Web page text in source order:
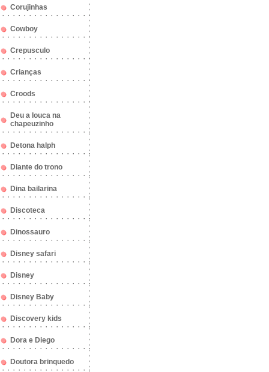
Corujinhas
Cowboy
Crepusculo
Crianças
Croods
Deu a louca na
chapeuzinho
Detona halph
Diante do trono
Dina bailarina
Discoteca
Dinossauro
Disney safari
Disney
Disney Baby
Discovery kids
Dora e Diego
Doutora brinquedo